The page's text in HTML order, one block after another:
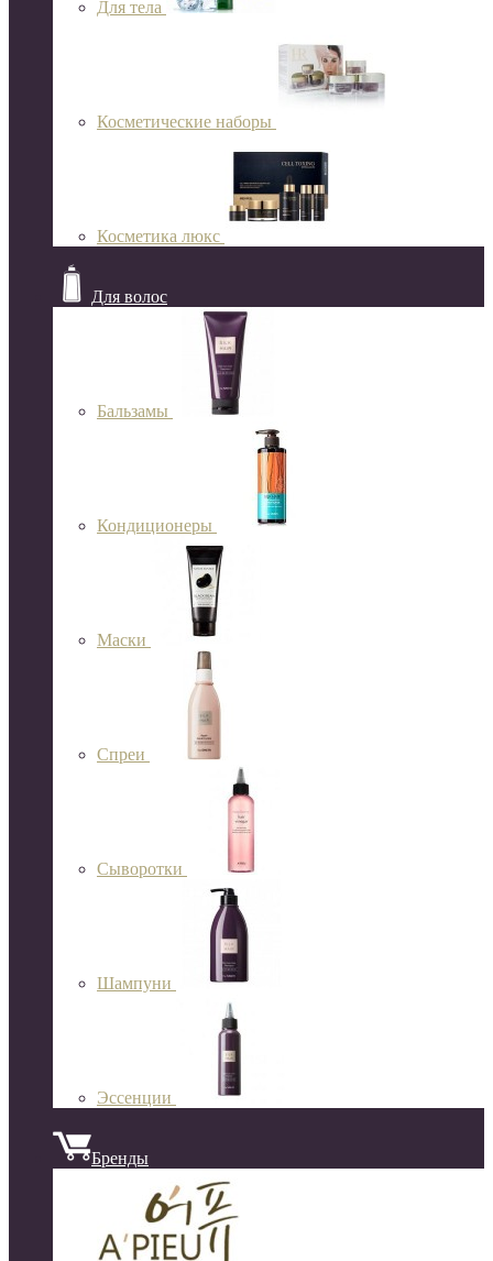
Для тела
Косметические наборы
Косметика люкс
Для волос
Бальзамы
Кондиционеры
Маски
Спреи
Сыворотки
Шампуни
Эссенции
Бренды